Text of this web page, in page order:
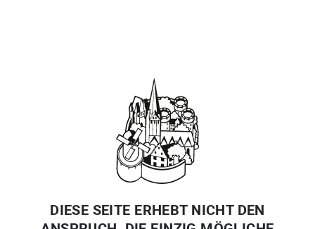
DIESE SEITE ERHEBT NICHT DEN